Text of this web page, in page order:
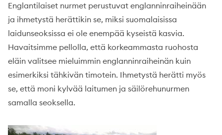
Englantilaiset nurmet perustuvat englanninraiheinään
ja ihmetystä herättikin se, miksi suomalaisissa
laidunseoksissa ei ole enempää kyseistä kasvia.
Havaitsimme pellolla, että korkeammasta ruohosta
eläin valitsee mieluimmin englanninraiheinän kuin
esimerkiksi tähkivän timotein. Ihmetystä herätti myös
se, että moni kylvää laitumen ja säilörehunurmen
samalla seoksella.